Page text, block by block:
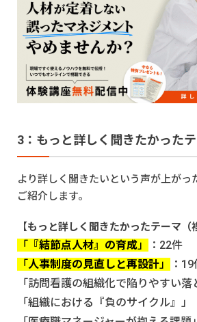
3：もっと詳しく聞きたかった
より詳しく聞きたいという声が上がっ
ご紹介します。
【もっと詳しく聞きたかったテーマ（
「 『結節点人材』の育成 」
：22件
「人事制度の見直しと再設計 」
：
「訪問看護の組織化で陥りやすい
「組織における『負のサイクル』」